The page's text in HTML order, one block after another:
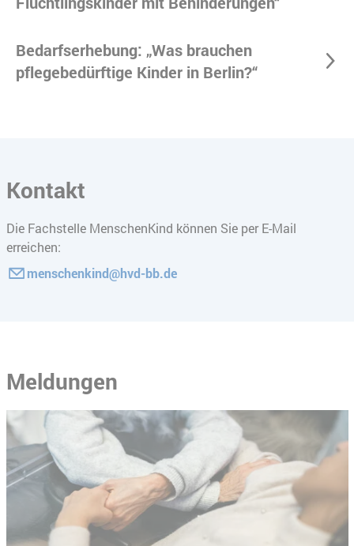
Bedarfserhebung: „Was brauchen
pflegebedürftige Kinder in Berlin?“
Kontakt
Die Fachstelle MenschenKind können Sie per E-Mail
erreichen:
menschenkind@hvd-bb.de
Meldungen